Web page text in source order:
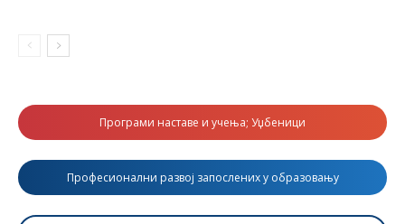
Програми наставе и учења; Уџбеници
Професионални развој запослених у образовању